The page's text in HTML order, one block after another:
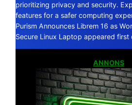
prioritizing privacy and security.
features for a safer computing
Purism Announces Librem 16 as
Secure Linux Laptop appeared first
ANNONS